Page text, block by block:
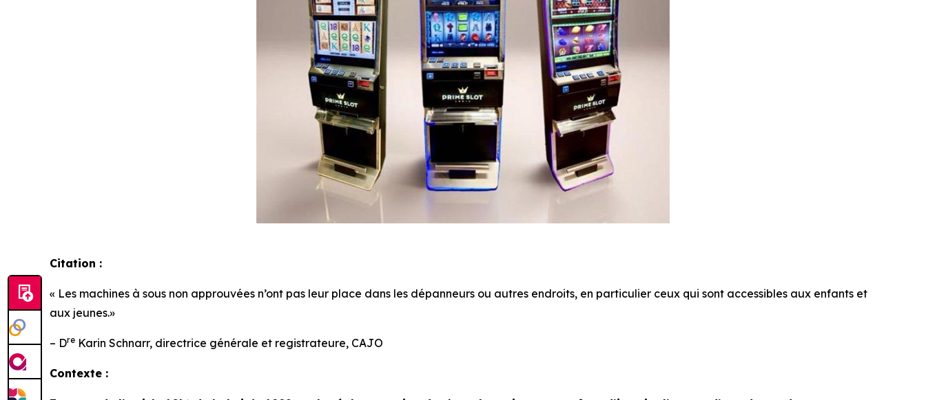
Citation :
« Les machines à sous non approuvées n’ont pas leur place dans les dépanneurs ou autres endroits, en particulier ceux qui sont accessibles aux enfants et
aux jeunes.»
– Dre Karin Schnarr, directrice générale et registrateure, CAJO
Contexte :